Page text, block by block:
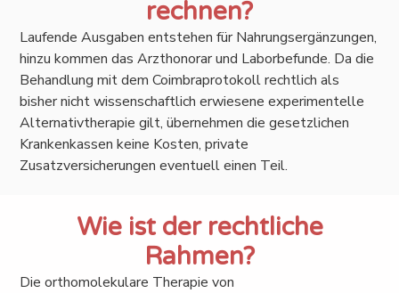
rechnen?
Laufende Ausgaben entstehen für Nahrungsergänzungen,
hinzu kommen das Arzthonorar und Laborbefunde. Da die
Behandlung mit dem Coimbraprotokoll rechtlich als
bisher nicht wissenschaftlich erwiesene experimentelle
Alternativtherapie gilt, übernehmen die gesetzlichen
Krankenkassen keine Kosten, private
Zusatzversicherungen eventuell einen Teil.
Wie ist der rechtliche
Rahmen?
Die orthomolekulare Therapie von